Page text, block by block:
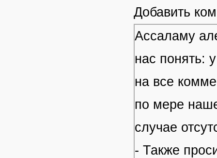
Добавить
Ассаламу
нас понять:
на все
по мере
случае
- Также